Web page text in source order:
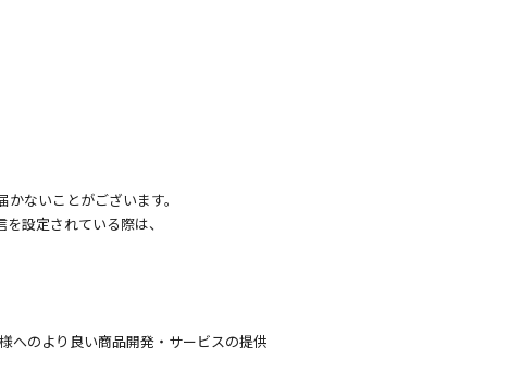
ないことがございます。
設定されている際は、
へのより良い商品開発・サービスの提供